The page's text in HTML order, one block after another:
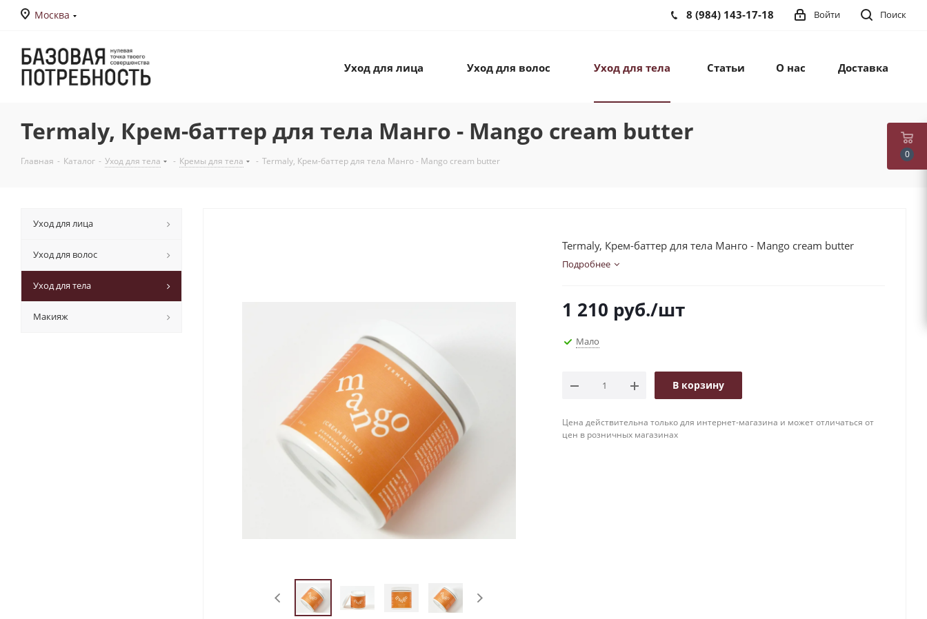
Москва Поиск
Войти
8 (984) 143-17-18
Уход для лица Уход для волос Уход для тела Статьи О нас Доставка
Termaly, Крем-баттер для тела Манго - Mango cream butter
Главная - Каталог - Уход для тела - Кремы для тела - Termaly, Крем-баттер для тела Манго - Mango cream butter
Уход для лица
Уход для волос
Уход для тела
Макияж
Termaly, Крем-баттер для тела Манго - Mango cream butter
Подробнее
1 210 руб./шт
Мало
В корзину
Цена действительна только для интернет-магазина и может отличаться от
цен в розничных магазинах
0